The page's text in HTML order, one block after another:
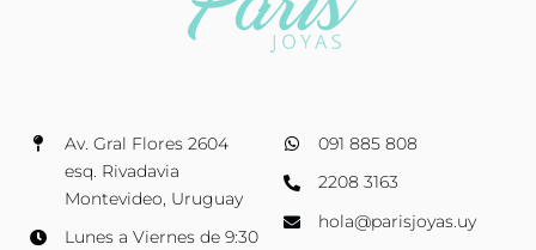
Av. Gral Flores 2604
esq. Rivadavia
Montevideo, Uruguay
Lunes a Viernes de 9:30
091 885 808
2208 3163
hola@parisjoyas.uy